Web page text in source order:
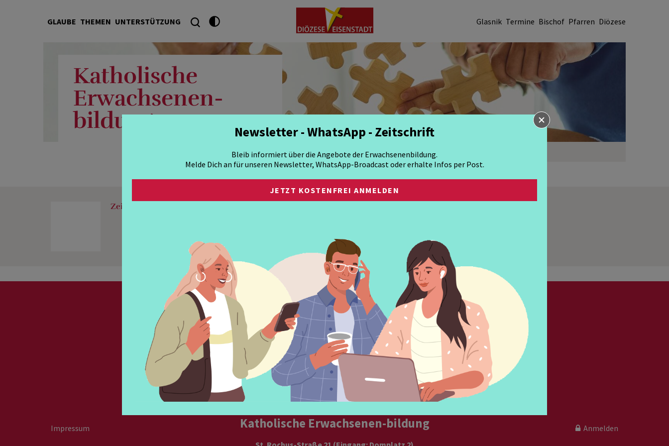
GLAUBE THEMEN UNTERSTÜTZUNG Glasnik Termine Bischof Pfarren Diözese
Katholische
Erwachsenen-
bildung
THEMEN REGIONEN INSTITUTIONEN
Zeit
Newsletter bestellen Nachricht schreiben auf Facebookfolgen
Katholische Erwachsenen-bildung
Impressum Anmelden
Newsletter - WhatsApp - Zeitschrift
Bleib informiert über die Angebote der Erwachsenenbildung.
Melde Dich an für unseren Newsletter, WhatsApp-Broadcast oder erhalte Infos per Post.
JETZT KOSTENFREI ANMELDEN